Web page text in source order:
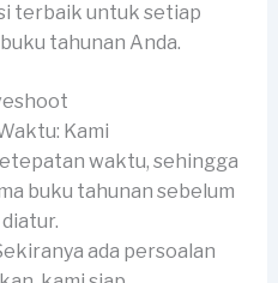
terbaik untuk setiap
tahunan Anda.
Kami
waktu, sehingga
buku tahunan sebelum
ada persoalan